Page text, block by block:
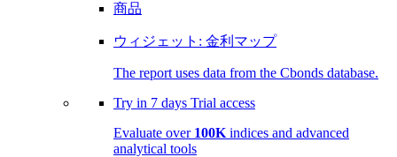
商品
ウィジェット: 金利マップ
The report uses data from the Cbonds database.
Try in 7 days Trial access
Evaluate over 100K indices and advanced
analytical tools